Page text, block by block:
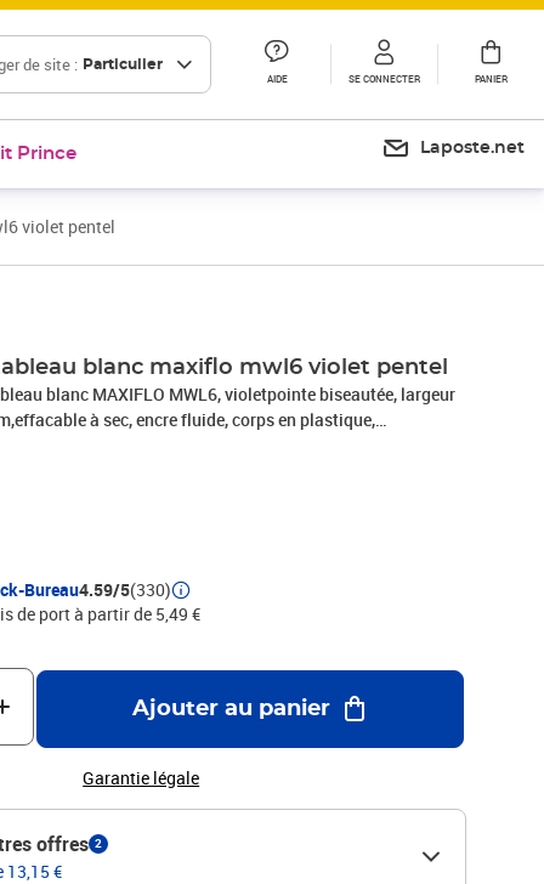
de site : Particulier
AIDE SE CONNECTER PANIER
Prince Laposte.net
violet pentel
blanc maxiflo mwl6 violet pentel
blanc MAXIFLO MWL6, violetpointe biseautée, largeur
à sec, encre fluide, corps en plastique,
de pompe(MWL6-V)
Bureau4.59/5(330)
de port à partir de 5,49 €
Ajouter au panier
Garantie légale
offres 2
13,15 €